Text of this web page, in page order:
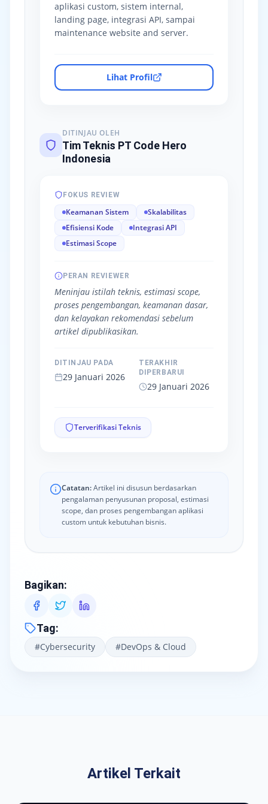
aplikasi custom, sistem internal,
landing page, integrasi API, sampai
maintenance website and server.
Lihat Profil
DITINJAU OLEH
Tim Teknis PT Code Hero
Indonesia
FOKUS REVIEW
Keamanan Sistem
Skalabilitas
Efisiensi Kode
Integrasi API
Estimasi Scope
PERAN REVIEWER
Meninjau istilah teknis, estimasi scope,
proses pengembangan, keamanan dasar,
dan kelayakan rekomendasi sebelum
artikel dipublikasikan.
DITINJAU PADA
29 Januari 2026
TERAKHIR
DIPERBARUI
29 Januari 2026
Terverifikasi Teknis
Catatan:Artikel ini disusun berdasarkan
pengalaman penyusunan proposal, estimasi
scope, dan proses pengembangan aplikasi
custom untuk kebutuhan bisnis.
Bagikan:
Tag:
#Cybersecurity #DevOps & Cloud
Artikel Terkait